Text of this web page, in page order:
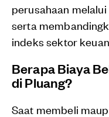
perusahaan
serta
indeks sektor
Berapa Biaya
diPluang?
Saat membeli